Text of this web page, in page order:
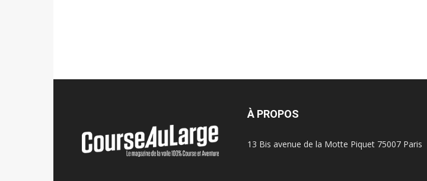
À PROPOS
13 Bis avenue de la Motte Piquet 75007 Paris